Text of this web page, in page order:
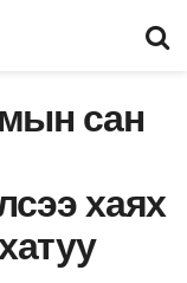
сан
хаях